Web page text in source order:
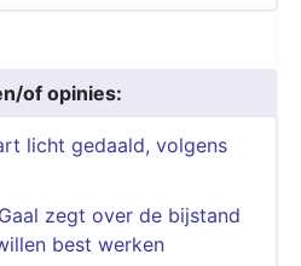
of opinies:
licht gedaald, volgens
zegt over de bijstand
best werken